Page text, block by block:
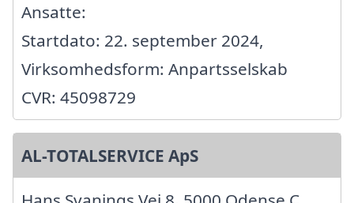
Ansatte:
Startdato: 22. september 2024,
Virksomhedsform: Anpartsselskab
CVR: 45098729
AL-TOTALSERVICE ApS